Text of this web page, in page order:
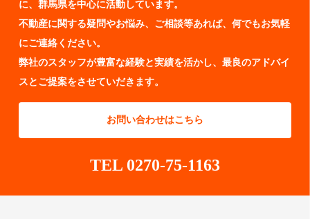
に、群馬県を中心に活動しています。
不動産に関する疑問やお悩み、ご相談等あれば、何でもお気軽
にご連絡ください。
弊社のスタッフが豊富な経験と実績を活かし、最良のアドバイ
スとご提案をさせていだきます。
お問い合わせはこちら
TEL 0270-75-1163